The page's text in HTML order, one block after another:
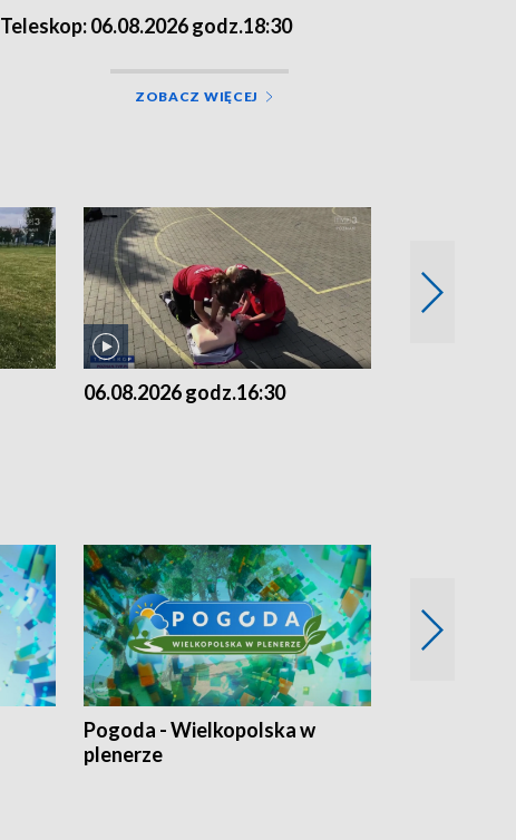
Teleskop: 06.08.2026 godz.18:30
ZOBACZ WIĘCEJ
06.08.2026 godz.16:30
Pogoda - Wielkopolska w
plenerze